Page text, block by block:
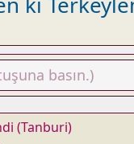
(Tanburi)